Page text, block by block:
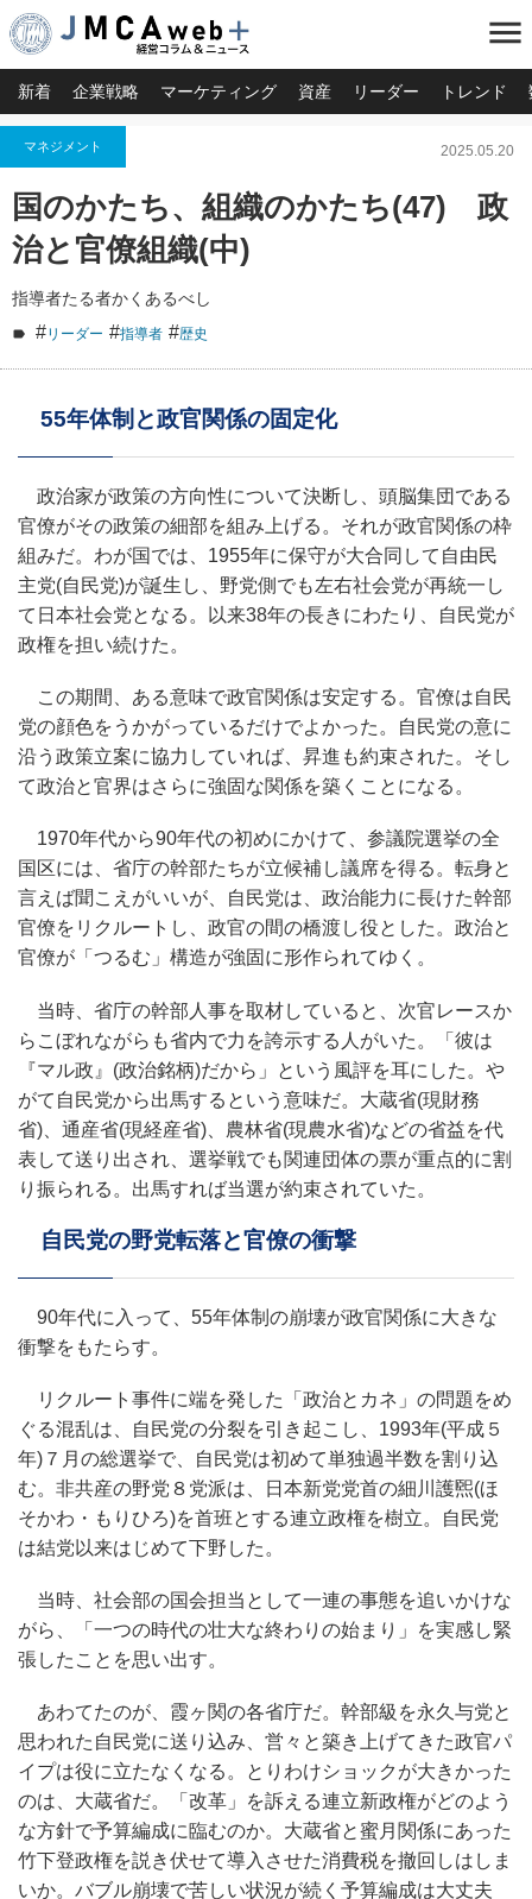
menu
新着 企業戦略 マーケティング 資産 リーダー トレンド
マネジメント 2025.05.20
国のかたち、組織のかたち(47) 政
治と官僚組織(中)
指導者たる者かくあるべし
#リーダー #指導者 #歴史
55年体制と政官関係の固定化
政治家が政策の方向性について決断し、頭脳集団である
官僚がその政策の細部を組み上げる。それが政官関係の枠
組みだ。わが国では、1955年に保守が大合同して自由民
主党(自民党)が誕生し、野党側でも左右社会党が再統一し
て日本社会党となる。以来38年の長きにわたり、自民党が
政権を担い続けた。
この期間、ある意味で政官関係は安定する。官僚は自民
党の顔色をうかがっているだけでよかった。自民党の意に
沿う政策立案に協力していれば、昇進も約束された。そし
て政治と官界はさらに強固な関係を築くことになる。
1970年代から90年代の初めにかけて、参議院選挙の全
国区には、省庁の幹部たちが立候補し議席を得る。転身と
言えば聞こえがいいが、自民党は、政治能力に長けた幹部
官僚をリクルートし、政官の間の橋渡し役とした。政治と
官僚が「つるむ」構造が強固に形作られてゆく。
当時、省庁の幹部人事を取材していると、次官レースか
らこぼれながらも省内で力を誇示する人がいた。「彼は
『マル政』(政治銘柄)だから」という風評を耳にした。や
がて自民党から出馬するという意味だ。大蔵省(現財務
省)、通産省(現経産省)、農林省(現農水省)などの省益を代
表して送り出され、選挙戦でも関連団体の票が重点的に割
り振られる。出馬すれば当選が約束されていた。
自民党の野党転落と官僚の衝撃
90年代に入って、55年体制の崩壊が政官関係に大きな
衝撃をもたらす。
リクルート事件に端を発した「政治とカネ」の問題をめ
ぐる混乱は、自民党の分裂を引き起こし、1993年(平成５
年)７月の総選挙で、自民党は初めて単独過半数を割り込
む。非共産の野党８党派は、日本新党党首の細川護煕(ほ
そかわ・もりひろ)を首班とする連立政権を樹立。自民党
は結党以来はじめて下野した。
当時、社会部の国会担当として一連の事態を追いかけな
がら、「一つの時代の壮大な終わりの始まり」を実感し緊
張したことを思い出す。
あわてたのが、霞ヶ関の各省庁だ。幹部級を永久与党と
思われた自民党に送り込み、営々と築き上げてきた政官パ
イプは役に立たなくなる。とりわけショックが大きかった
のは、大蔵省だ。「改革」を訴える連立新政権がどのよう
な方針で予算編成に臨むのか。大蔵省と蜜月関係にあった
竹下登政権を説き伏せて導入させた消費税を撤回しはしま
いか。バブル崩壊で苦しい状況が続く予算編成は大丈夫